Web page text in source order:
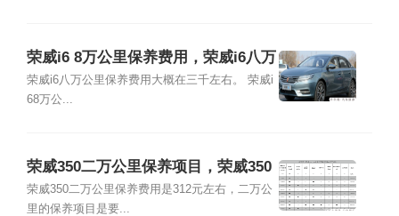
荣威i6 8万公里保养费用，荣威i6八万
公里保养项目
荣威i6八万公里保养费用大概在三千左右。 荣威i
68万公...
荣威350二万公里保养项目，荣威350
二万公里保养费用
荣威350二万公里保养费用是312元左右，二万公
里的保养项目是要...